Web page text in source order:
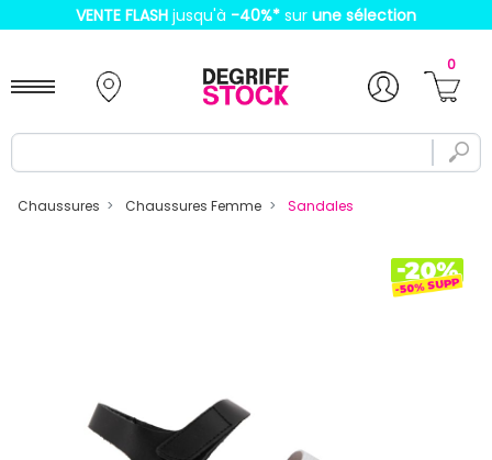
VENTE FLASH jusqu'à -40%* sur une sélection
0
Chaussures Chaussures Femme Sandales